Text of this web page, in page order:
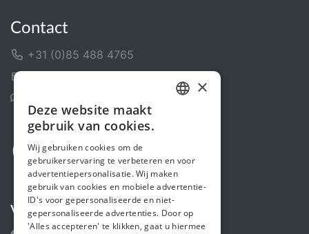
Contact
+31 (0)85 488 4765
Volg ons
ENGLISH
×
Deze website maakt
gebruik van cookies.
Wij gebruiken cookies om de
gebruikerservaring te verbeteren en voor
advertentiepersonalisatie. Wij maken
gebruik van cookies en mobiele advertentie-
ID's voor gepersonaliseerde en niet-
gepersonaliseerde advertenties. Door op
'Alles accepteren' te klikken, gaat u hiermee